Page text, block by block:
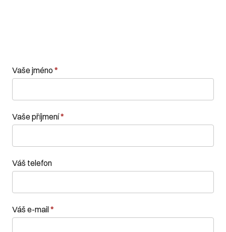
Kontaktní
formulář
Vaše jméno *
Vaše příjmení*
Váš telefon
Váš e-mail*